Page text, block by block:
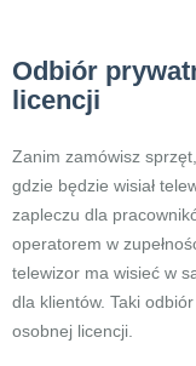
Odbiór
licencji
Zanim zamówisz
gdzie będzie wisiał
zapleczu dla
operatorem w
telewizor ma wisieć w
dla klientów. Taki
osobnej licencji.